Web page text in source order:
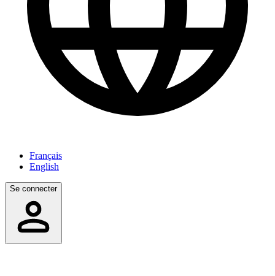
Français
English
Se connecter